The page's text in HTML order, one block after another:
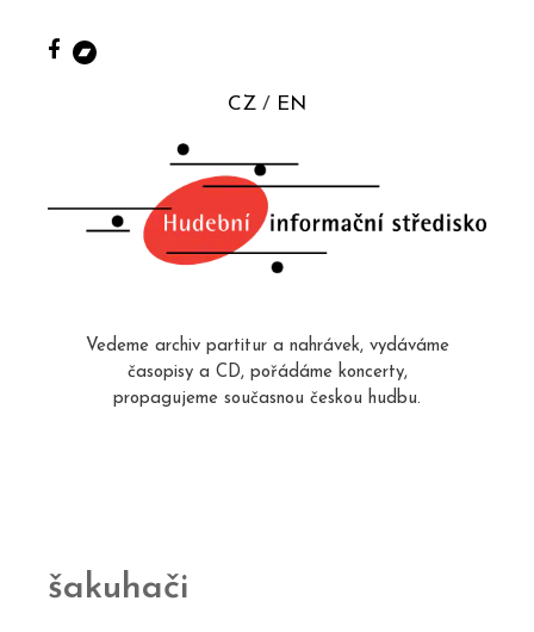
CZ EN
Vedeme archiv partitur a nahrávek, vydáváme
časopisy a CD, pořádáme koncerty,
propagujeme současnou českou hudbu.
šakuhači